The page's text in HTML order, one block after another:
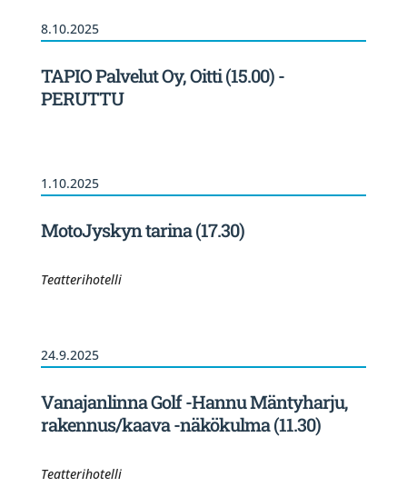
8.10.2025
TAPIO Palvelut Oy, Oitti (15.00) -
PERUTTU
1.10.2025
MotoJyskyn tarina (17.30)
Teatterihotelli
24.9.2025
Vanajanlinna Golf -Hannu Mäntyharju,
rakennus/kaava -näkökulma (11.30)
Teatterihotelli